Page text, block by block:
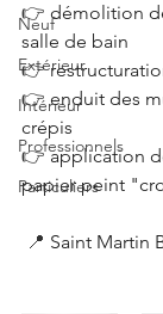
Neuf
Extérieur
Intérieur
Professionnels
Particuliers
👉 démolition
salle de bain
👉
👉 enduit des
crépis
👉 application
papier peint
📍 Saint Martin